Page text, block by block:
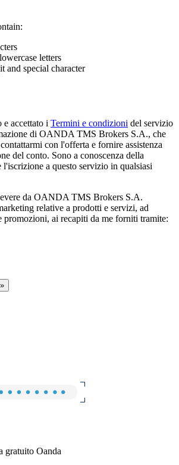
letters
and special character
accettato i Termini e condizioni del servizio
di OANDA TMS Brokers S.A., che
con l'offerta e fornire assistenza
del conto. Sono a conoscenza della
a questo servizio in qualsiasi
da OANDA TMS Brokers S.A.
relative a prodotti e servizi, ad
promozioni, ai recapiti da me forniti tramite:
gratuito Oanda